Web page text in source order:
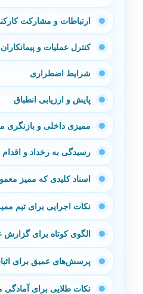
ارتباطات و مشارکت
کنترل عملیات و پیمانکاران
شرایط اضطراری
پایش و ارزیابی انطباق
ممیزی داخلی و بازنگری
رسیدگی به رخداد و اقدام
اسناد کلیدی که ممیز
نکات اجرایی برای تیم
الگوی کوتاه برای گزارش
پرسش‌های عمیق برای
نکات طلایی برای آمادگی